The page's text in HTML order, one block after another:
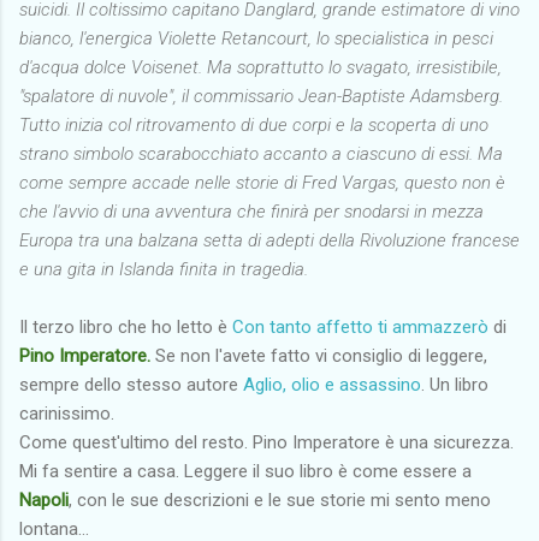
suicidi. Il coltissimo capitano Danglard, grande estimatore di vino
bianco, l'energica Violette Retancourt, lo specialistica in pesci
d'acqua dolce Voisenet. Ma soprattutto lo svagato, irresistibile,
"spalatore di nuvole", il commissario Jean-Baptiste Adamsberg.
Tutto inizia col ritrovamento di due corpi e la scoperta di uno
strano simbolo scarabocchiato accanto a ciascuno di essi. Ma
come sempre accade nelle storie di Fred Vargas, questo non è
che l'avvio di una avventura che finirà per snodarsi in mezza
Europa tra una balzana setta di adepti della Rivoluzione francese
e una gita in Islanda finita in tragedia.
Il terzo libro che ho letto è Con tanto affetto ti ammazzerò di
Pino Imperatore. Se non l'avete fatto vi consiglio di leggere,
sempre dello stesso autore Aglio, olio e assassino. Un libro
carinissimo.
Come quest'ultimo del resto. Pino Imperatore è una sicurezza.
Mi fa sentire a casa. Leggere il suo libro è come essere a
Napoli, con le sue descrizioni e le sue storie mi sento meno
lontana...